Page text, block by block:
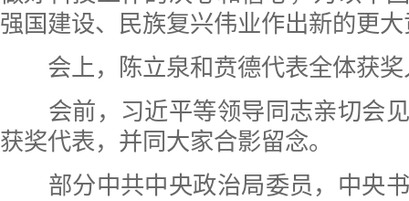
强国建设、民族复兴伟业作出新的更
会上，陈立泉和贲德代表全体获奖
会前，习近平等领导同志亲切会见
获奖代表，并同大家合影留念。
部分中共中央政治局委员，中央书